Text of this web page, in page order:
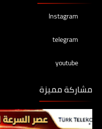
Instagram
telegram
youtube
مشاركة مميزة